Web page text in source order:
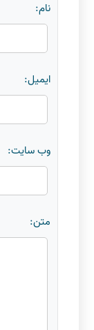
نام:
ایمیل:
وب سایت:
متن: